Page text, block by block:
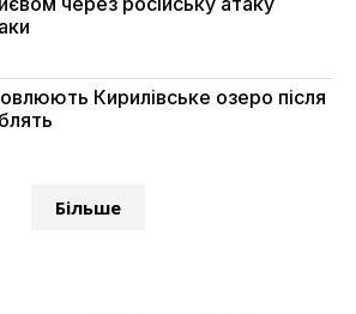
Кирилівське озеро після
Більше